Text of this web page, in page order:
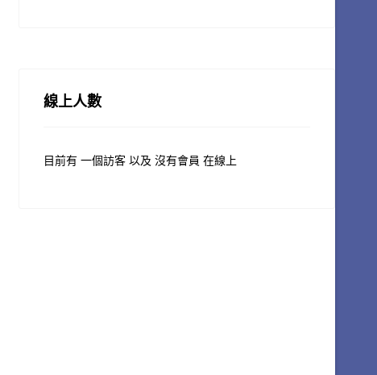
線上人數
目前有 一個訪客 以及 沒有會員 在線上